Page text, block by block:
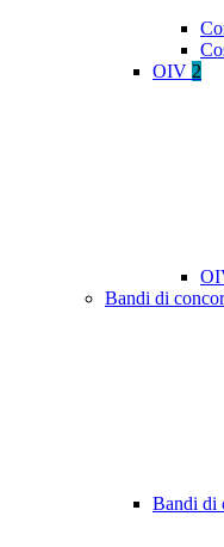
OIV 2
Bandi di
Bandi di